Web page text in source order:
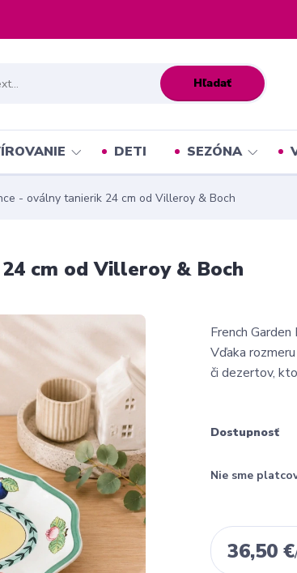
Hľadať
DETI SEZÓNA
- oválny tanierik 24 cm od Villeroy & Boch
cm od Villeroy & Boch
French
Vďaka
či dezertov,
Dostupnosť
Nie sme
36,50 €/